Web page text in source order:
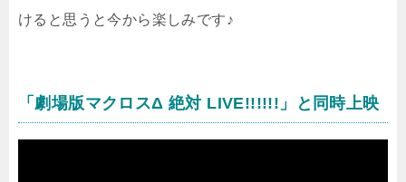
けると思うと今から楽しみです♪
「劇場版マクロスΔ 絶対 LIVE!!!!!!」と同時上映